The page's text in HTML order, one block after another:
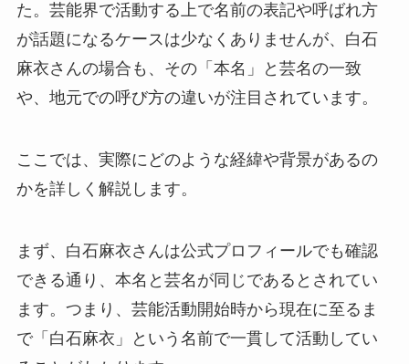
た。芸能界で活動する上で名前の表記や呼ばれ方
が話題になるケースは少なくありませんが、白石
麻衣さんの場合も、その「本名」と芸名の一致
や、地元での呼び方の違いが注目されています。
ここでは、実際にどのような経緯や背景があるの
かを詳しく解説します。
まず、白石麻衣さんは公式プロフィールでも確認
できる通り、本名と芸名が同じであるとされてい
ます。つまり、芸能活動開始時から現在に至るま
で「白石麻衣」という名前で一貫して活動してい